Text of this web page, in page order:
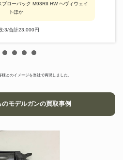
ローバック M93RII HW ヘヴィウェイ
トほか
:3/合計23,000円
とのイメージを当社で再現しました。
モデルガンの買取事例